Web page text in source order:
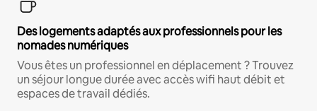
Des logements adaptés aux professionnels pour les
nomades numériques
Vous êtes un professionnel en déplacement ? Trouvez
un séjour longue durée avec accès wifi haut débit et
espaces de travail dédiés.